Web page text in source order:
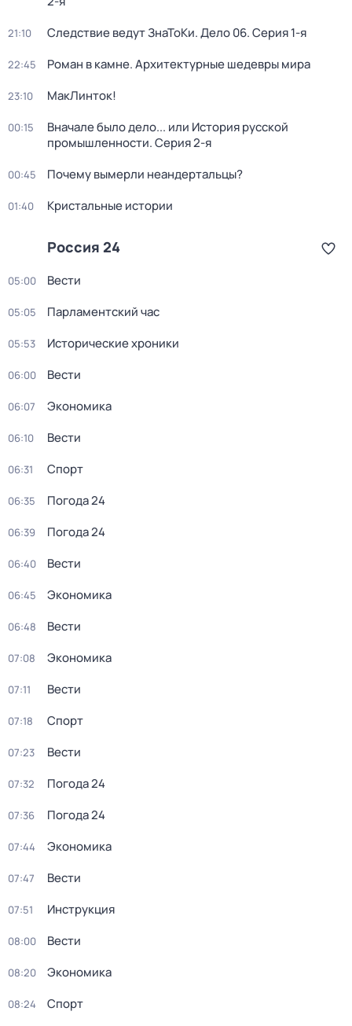
21:10 Следствие ведут ЗнаТоКи. Дело 06. Серия 1-я
22:45 Роман в камне. Архитектурные шедевры мира
23:10 МакЛинток!
00:15
Вначале было дело... или История русской
промышленности. Серия 2-я
00:45 Почему вымерли неандертальцы?
01:40 Кристальные истории
Россия 24
05:00 Вести
05:05 Парламентский час
05:53 Исторические хроники
06:00 Вести
06:07 Экономика
06:10 Вести
06:31 Спорт
06:35 Погода 24
06:39 Погода 24
06:40 Вести
06:45 Экономика
06:48 Вести
07:08 Экономика
07:11 Вести
07:18 Спорт
07:23 Вести
07:32 Погода 24
07:36 Погода 24
07:44 Экономика
07:47 Вести
07:51 Инструкция
08:00 Вести
08:20 Экономика
08:24 Спорт